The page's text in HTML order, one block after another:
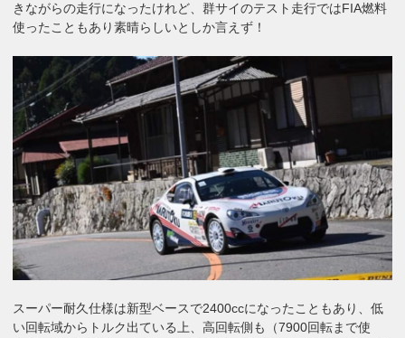
きながらの走行になったけれど、群サイのテスト走行ではFIA燃料
使ったこともあり素晴らしいとしか言えず！
スーパー耐久仕様は新型ベースで2400ccになったこともあり、低
い回転域からトルク出ている上、高回転側も（7900回転まで使